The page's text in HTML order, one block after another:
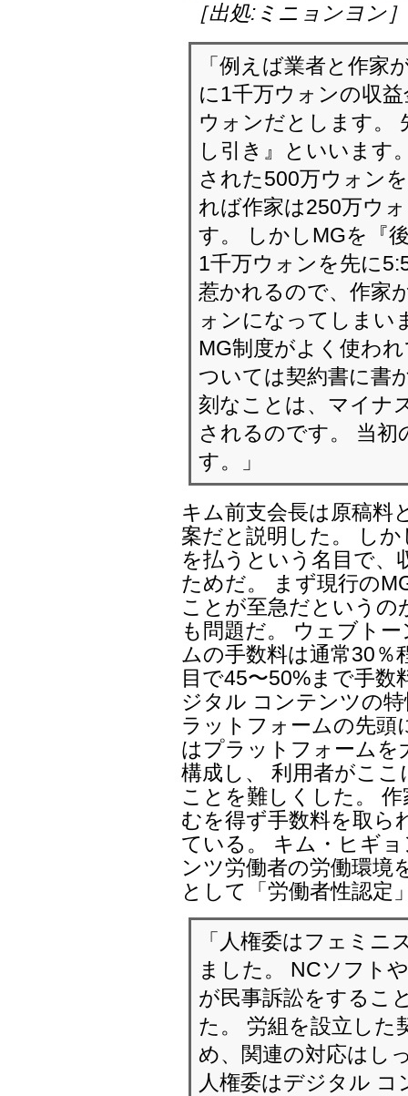
［出処:ミニョンヨン］
「例えば業者と作家
に1千万ウォンの収
ウォンだとします。
し引き』といいます
された500万ウォン
れば作家は250万ウ
す。 しかしMGを『
1千万ウォンを先に
惹かれるので、作家
ォンになってしまい
MG制度がよく使わ
ついては契約書に書
刻なことは、マイナ
されるのです。 当
す。」
キム前支会長は原稿料
案だと説明した。 し
を払うという名目で、
ためだ。 まず現行の
ことが至急だというの
も問題だ。 ウェブト
ムの手数料は通常30％
目で45〜50%まで手
ジタル コンテンツの
ラットフォームの先頭
はプラットフォームを
構成し、 利用者がこ
ことを難しくした。
むを得ず手数料を取ら
ている。 キム・ヒギ
ンツ労働者の労働環境
として「労働者性認定
「人権委はフェミニ
ました。 NCソフト
が民事訴訟をするこ
た。 労組を設立した
め、関連の対応はし
人権委はデジタル コ